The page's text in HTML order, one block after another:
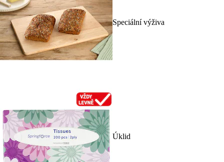
Speciální výživa
Úklid